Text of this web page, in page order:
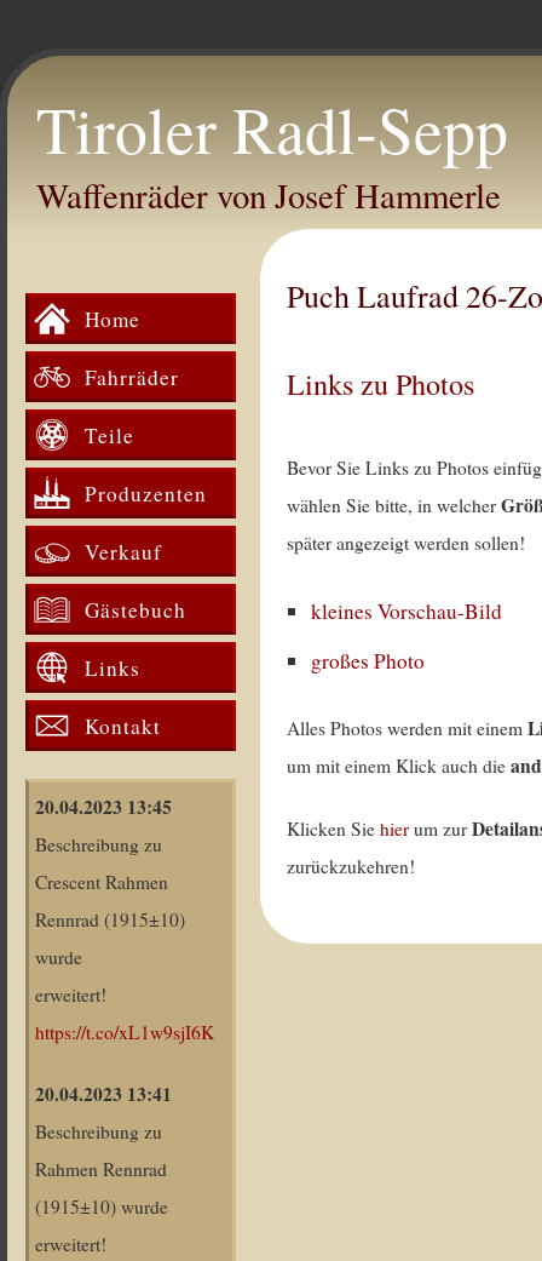
Tiroler Radl-Sepp
Waffenräder von Josef Hammerle
Home
Fahrräder
Teile
Produzenten
Verkauf
Gästebuch
Links
Kontakt
20.04.2023 13:45
Beschreibung zu
Crescent Rahmen
Rennrad (1915±10)
wurde
erweitert!
https://t.co/xL1w9sjI6K
20.04.2023 13:41
Beschreibung zu
Rahmen Rennrad
(1915±10) wurde
erweitert!
Puch Laufrad 26-
Links zu Photos
Bevor Sie Links zu Photos
wählen Sie bitte, in welcher
später angezeigt werden sollen!
kleines Vorschau-Bild
großes Photo
Alles Photos werden mit einem
um mit einem Klick auch die
Klicken Siehier um zur
zurückzukehren!